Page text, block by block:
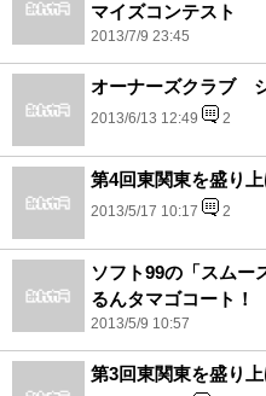
マイズコンテスト
2013/7/9 23:45
オーナーズクラブ
2013/6/13 12:49 2
第4回東関東を盛り
2013/5/17 10:17 2
ソフト99の「スムー
るんタマゴコート！
2013/5/9 10:57
第3回東関東を盛り